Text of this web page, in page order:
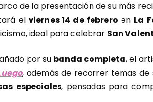
de la presentación de su más
el viernes 14 de febrero en La
ideal para celebrar San
por su banda completa, el
, además de recorrer temas
especiales, pensadas para